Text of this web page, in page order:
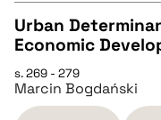
pobierz cytat
Urban
Economic
s. 269 - 279
Marcin Bogdański